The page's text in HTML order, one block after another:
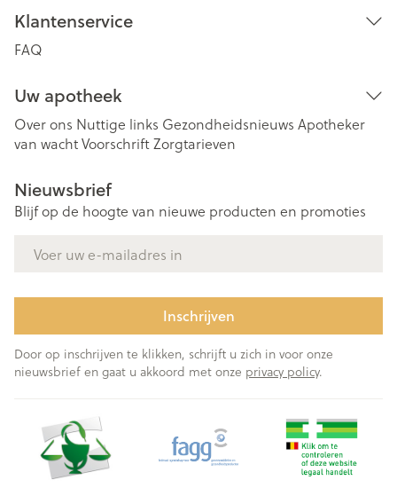
Klantenservice
FAQ
Uw apotheek
Over ons Nuttige links Gezondheidsnieuws Apotheker
van wachtVoorschriftZorgtarieven
Nieuwsbrief
Blijf op de hoogte van nieuwe producten en promoties
Inschrijven
Door op inschrijven te klikken, schrijft u zich in voor onze
nieuwsbrief en gaat u akkoord met onze privacy policy.